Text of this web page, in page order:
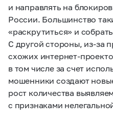
и направлять на
России. Большинство
«раскрутиться» и
С другой стороны, из-за
схожих интернет-
в том числе за счет
мошенники создают
рост количества
с признаками